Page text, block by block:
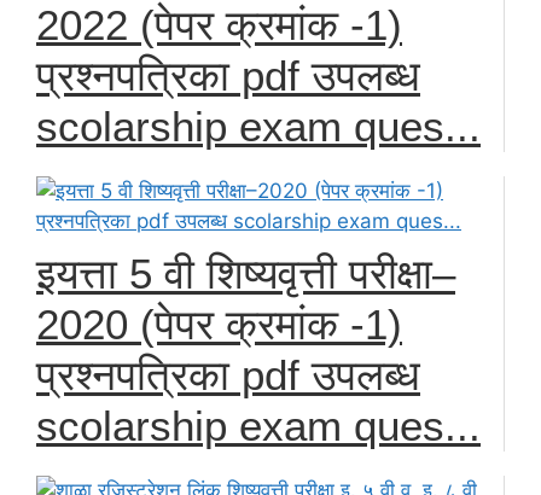
2022 (पेपर क्रमांक -1)
प्रश्नपत्रिका pdf उपलब्ध
scolarship exam ques...
इयत्ता 5 वी शिष्यवृत्ती परीक्षा–
2020 (पेपर क्रमांक -1)
प्रश्नपत्रिका pdf उपलब्ध
scolarship exam ques...